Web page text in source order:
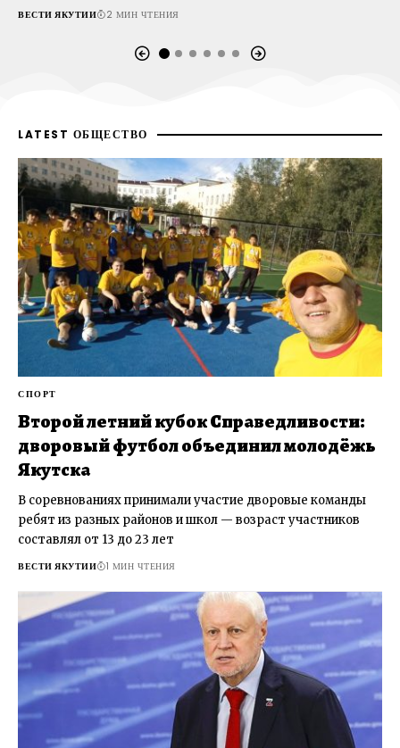
ВЕСТИ ЯКУТИИ 2 МИН ЧТЕНИЯ
LATEST ОБЩЕСТВО
СПОРТ
Второй летний кубок Справедливости:
дворовый футбол объединил молодёжь
Якутска
В соревнованиях принимали участие дворовые команды
ребят из разных районов и школ — возраст участников
составлял от 13 до 23 лет
ВЕСТИ ЯКУТИИ 1 МИН ЧТЕНИЯ